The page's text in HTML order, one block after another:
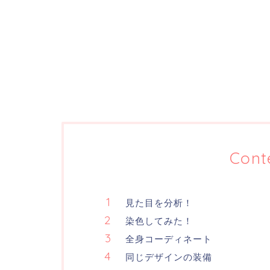
見た目を分析！
染色してみた！
全身コーディネート
同じデザインの装備